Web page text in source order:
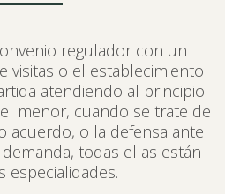
regulador con un
visitas o el establecimiento
atendiendo al principio
menor, cuando se trate de
acuerdo, o la defensa ante
todas ellas están
especialidades.